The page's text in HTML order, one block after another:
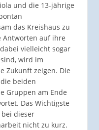
und die 13-jährige
das Kreishaus zu
Antworten auf ihre
vielleicht sogar
wird im
Zukunft zeigen. Die
beiden
Gruppen am Ende
Das Wichtigste
bei dieser
nicht zu kurz.